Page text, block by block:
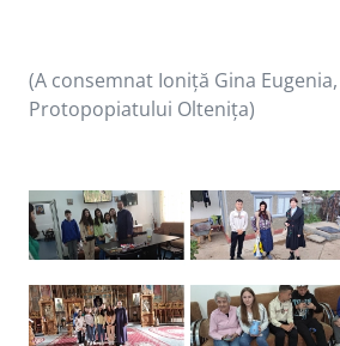
(A consemnat Ioniță Gina
Protopopiatului Oltenița)